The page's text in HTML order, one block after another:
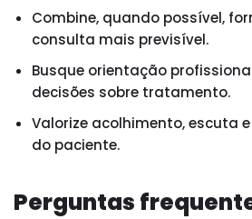
Combine, quando possível,
consulta mais previsível.
Busque orientação
decisões sobre tratamento.
Valorize acolhimento, escuta
do paciente.
Perguntas